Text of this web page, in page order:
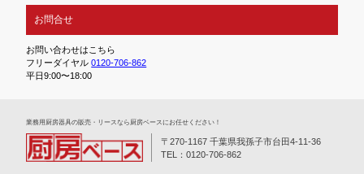
お問合せ
お問い合わせはこちら
フリーダイヤル0120-706-862
平日9:00〜18:00
業務⽤厨房器具の販売・リースなら厨房ベースにお任せください！
〒270-1167 千葉県我孫子市台田4-11-36
TEL：0120-706-862